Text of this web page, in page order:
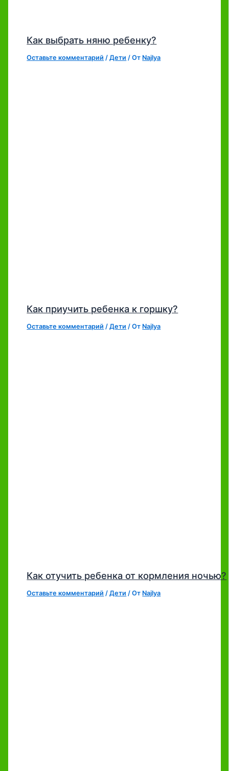
Как выбрать няню ребенку?
Оставьте комментарий /Дети / От Najlya
Как приучить ребенка к горшку?
Оставьте комментарий /Дети / От Najlya
Как отучить ребенка от кормления ночью?
Оставьте комментарий /Дети / От Najlya